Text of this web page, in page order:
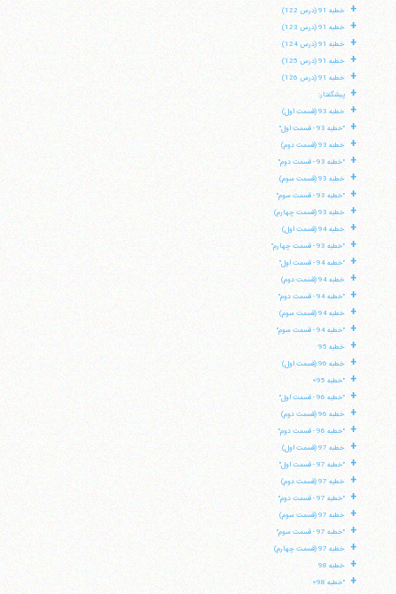
+ خطبه 91 (درس 122)
+ خطبه 91 (درس 123)
+ خطبه 91 (درس 124)
+ خطبه 91 (درس 125)
+ خطبه 91 (درس 126)
+ پیشگفتار:
+ خطبه 93 (قسمت اول)
+ "خطبه 93 - قسمت اول"
+ خطبه 93 (قسمت دوم)
+ "خطبه 93 - قسمت دوم"
+ خطبه 93 (قسمت سوم)
+ "خطبه 93 - قسمت سوم"
+ خطبه 93 (قسمت چهارم)
+ خطبه 94 (قسمت اول)
+ "خطبه 93 - قسمت چهارم"
+ "خطبه 94 - قسمت اول"
+ خطبه 94 (قسمت دوم)
+ "خطبه 94 - قسمت دوم"
+ خطبه 94 (قسمت سوم)
+ "خطبه 94 - قسمت سوم"
+ خطبه 95
+ خطبه 96 (قسمت اول)
+ "خطبه 95»
+ "خطبه 96 - قسمت اول"
+ خطبه 96 (قسمت دوم)
+ "خطبه 96 - قسمت دوم"
+ خطبه 97 (قسمت اول)
+ "خطبه 97 - قسمت اول"
+ خطبه 97 (قسمت دوم)
+ "خطبه 97 - قسمت دوم"
+ خطبه 97 (قسمت سوم)
+ "خطبه 97 - قسمت سوم"
+ خطبه 97 (قسمت چهارم)
+ خطبه 98
+ "خطبه 98»